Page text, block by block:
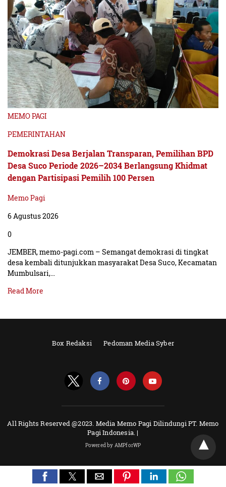
MEMO PAGI
PEMERINTAHAN
Demokrasi Desa Berjalan Transparan, Pemilihan BPD
Desa Suco Periode 2026–2034 Berlangsung Khidmat
dengan Partisipasi Pemilih 100 Persen
Memo Pagi
6 Agustus 2026
0
JEMBER, memo-pagi.com – Semangat demokrasi di tingkat
desa kembali ditunjukkan masyarakat Desa Suco, Kecamatan
Mumbulsari,…
Read More
Box Redaksi Pedoman Media Syber
All Rights Reserved @2023. Media Memo Pagi Dilindungi PT. Memo
Pagi Indonesia. |
Powered by AMPforWP